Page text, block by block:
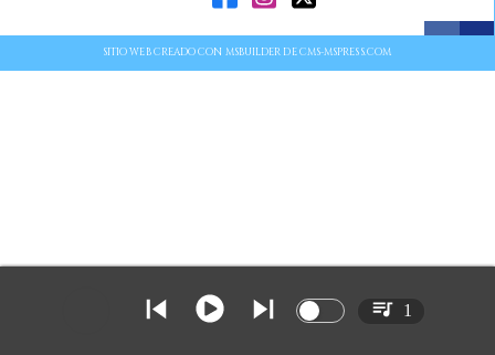
SITIO WEB CREADO CON MSBUILDER DE CMS-MSPRESS.COM
1